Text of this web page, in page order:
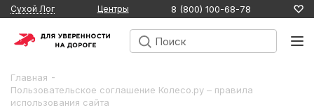
Сухой Лог Центры 8 (800) 100-68-78
Главная -
Пользовательское соглашение Колесо.ру – правила
использования сайта